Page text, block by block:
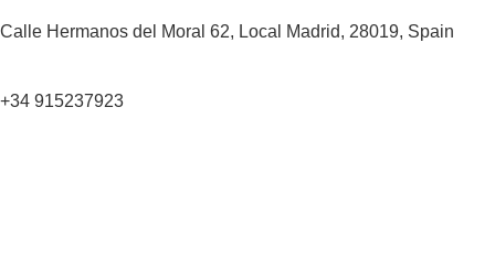
Calle Hermanos del Moral 62, Local Madrid, 28019, Spain
+34 915237923